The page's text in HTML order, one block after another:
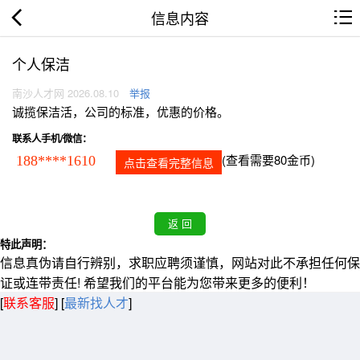
信息内容
个人保洁
南沙人才网 2026.08.10 举报
诚揽保洁活，公司的标准，优惠的价格。
联系人手机/微信：
188****1610 点击查看完整信息 (查看需要80金币)
特此声明：
信息真伪请自行辨别，求职应聘须谨慎，网站对此不承担任何保
证或连带责任! 希望我们的平台能为您带来更多的便利！
[联系客服] [最新找人才]